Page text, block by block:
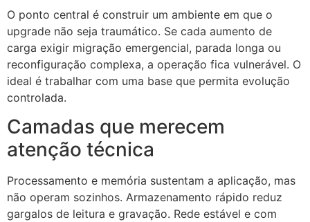
O ponto central é construir um ambiente em que o
upgrade não seja traumático. Se cada aumento de
carga exigir migração emergencial, parada longa ou
reconfiguração complexa, a operação fica vulnerável. O
ideal é trabalhar com uma base que permita evolução
controlada.
Camadas que merecem
atenção técnica
Processamento e memória sustentam a aplicação, mas
não operam sozinhos. Armazenamento rápido reduz
gargalos de leitura e gravação. Rede estável e com